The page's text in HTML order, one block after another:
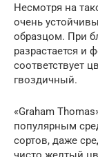
Несмотря на
очень
образцом. При
разрастается и
соответствует
гвоздичный.
«Graham
популярным
сортов, даже